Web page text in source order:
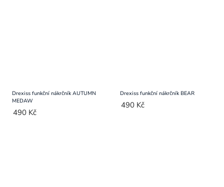
Drexiss funkční nákrčník AUTUMN
MEDAW
490 Kč
Drexiss funkční nákrčník BEAR
490 Kč